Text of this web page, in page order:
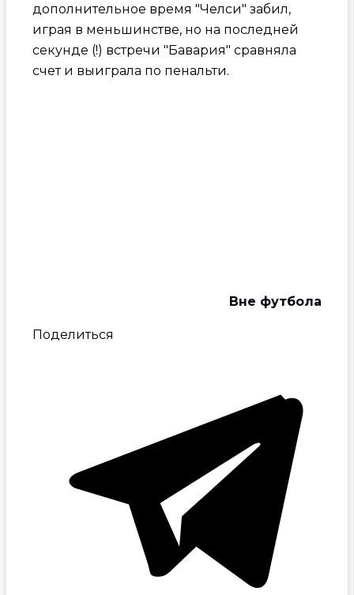
дополнительное время "Челси" забил,
играя в меньшинстве, но на последней
секунде (!) встречи "Бавария" сравняла
счет и выиграла по пенальти.
Вне футбола
Поделиться